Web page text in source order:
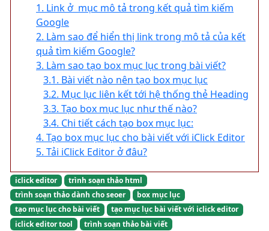
1. Link ở mục mô tả trong kết quả tìm kiếm
Google
2. Làm sao để hiển thị link trong mô tả của kết
quả tìm kiếm Google?
3. Làm sao tạo box mục lục trong bài viết?
3.1. Bài viết nào nên tạo box mục lục
3.2. Mục lục liên kết tới hệ thống thẻ Heading
3.3. Tạo box mục lục như thế nào?
3.4. Chi tiết cách tạo box mục lục:
4. Tạo box mục lục cho bài viết với iClick Editor
5. Tải iClick Editor ở đâu?
iclick editor
trình soạn thảo html
trình soạn thảo dành cho seoer
box mục lục
tạo mục lục cho bài viết
tạo mục lục bài viết với iclick editor
iclick editor tool
trình soạn thảo bài viết